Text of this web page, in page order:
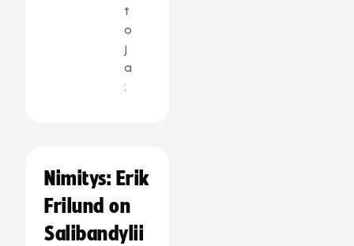
t
o
j
a
:
Nimitys: Erik
Frilund on
Salibandylii